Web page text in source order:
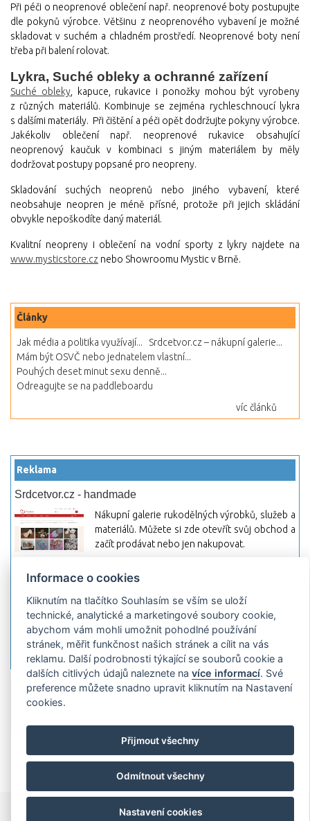
Při péči o neoprenové oblečení např. neoprenové boty postupujte
dle pokynů výrobce. Většinu z neoprenového vybavení je možné
skladovat v suchém a chladném prostředí. Neoprenové boty není
třeba při balení rolovat.
Lykra, Suché obleky a ochranné zařízení
Suché obleky, kapuce, rukavice i ponožky mohou být vyrobeny
z různých materiálů. Kombinuje se zejména rychleschnoucí lykra
s dalšími materiály. Při čištění a péči opět dodržujte pokyny výrobce.
Jakékoliv oblečení např. neoprenové rukavice obsahující
neoprenový kaučuk v kombinaci s jiným materiálem by měly
dodržovat postupy popsané pro neopreny.
Skladování suchých neoprenů nebo jiného vybavení, které
neobsahuje neopren je méně přísné, protože při jejich skládání
obvykle nepoškodíte daný materiál.
Kvalitní neopreny i oblečení na vodní sporty z lykry najdete na
www.mysticstore.cz nebo Showroomu Mystic v Brně.
Články
Jak média a politika využívají...
Srdcetvor.cz – nákupní galerie...
Mám být OSVČ nebo jednatelem vlastní...
Pouhých deset minut sexu denně...
Odreagujte se na paddleboardu
víc článků
Reklama
Srdcetvor.cz - handmade
Nákupní galerie rukodělných výrobků, služeb a
materiálů. Můžete si zde otevřít svůj obchod a
začít prodávat nebo jen nakupovat.
hosting
Přehled webhostingových, multihosting a VPS
hosting programů s možností jejich
pokročilého vyhledávání a porovnávání.
Najděte si jednoduše vhodný hosting.
Přidat server Propagace Co je RSS o
rssMonitor.cz
Copyright © 2009 rssMonitor.cz Všechny práva vyhrazené. Autor a
provozovatel nezodpovídá za obsah a jeho následky.
Informace o cookies
Kliknutím na tlačítko Souhlasím se vším se uloží
technické, analytické a marketingové soubory cookie,
abychom vám mohli umožnit pohodlné používání
stránek, měřit funkčnost našich stránek a cílit na vás
reklamu. Další podrobnosti týkající se souborů cookie a
dalších citlivých údajů naleznete navíce informací. Své
preference můžete snadno upravit kliknutím na Nastavení
cookies.
Přijmout všechny
Odmítnout všechny
Nastavení cookies